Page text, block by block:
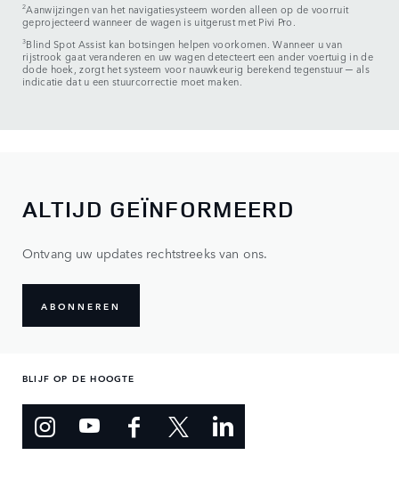
2Aanwijzingen van het navigatiesysteem worden alleen op de voorruit
geprojecteerd wanneer de wagen is uitgerust met Pivi Pro.
3Blind Spot Assist kan botsingen helpen voorkomen. Wanneer u van
rijstrook gaat veranderen en uw wagen detecteert een ander voertuig in de
dode hoek, zorgt het systeem voor nauwkeurig berekend tegenstuur ─ als
indicatie dat u een stuurcorrectie moet maken.
ALTIJD GEÏNFORMEERD
Ontvang uw updates rechtstreeks van ons.
ABONNEREN
BLIJF OP DE HOOGTE